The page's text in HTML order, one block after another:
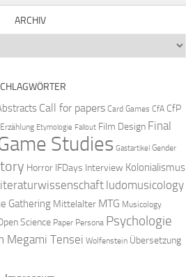
ARCHIV
Call for papers Card Games CfA CfP
Erzählung Etymologie Fallout Film Design Final
Studies Gastartikel Gender
Horror IFDays Interview Kolonialismus
ludomusicology
Gathering Mittelalter MTG Musicology
Science Paper Persona Psychologie
Megami Tensei Wolfenstein Übersetzung